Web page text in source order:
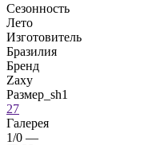
Сезонность
Лето
Изготовитель
Бразилия
Бренд
Zaxy
Размер_sh1
27
Галерея
1/0 —